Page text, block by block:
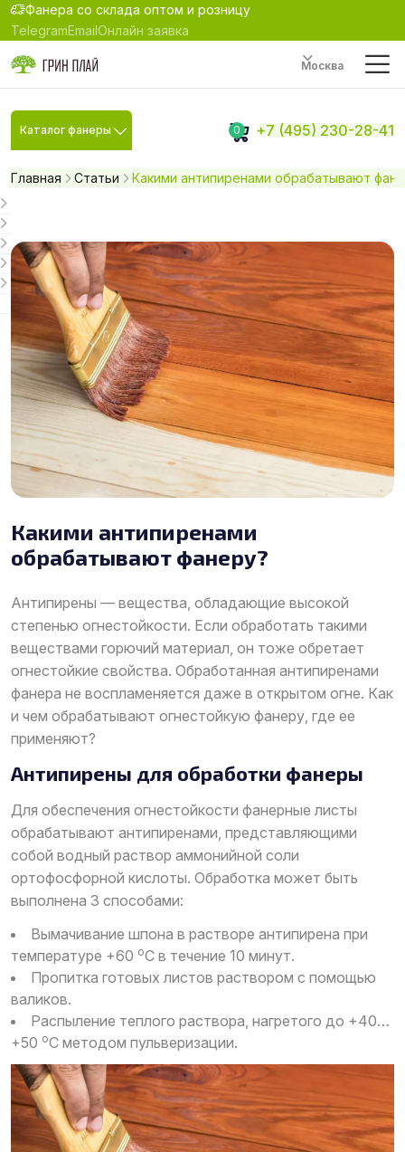
Фанера со склада оптом и розницу
TelegramEmailОнлайн заявка
Москва
Каталог фанеры 0 +7 (495) 230-28-41
Главная Статьи Какими антипиренами обрабатывают
Какими антипиренами
обрабатывают фанеру?
Антипирены — вещества, обладающие высокой
степенью огнестойкости. Если обработать такими
веществами горючий материал, он тоже обретает
огнестойкие свойства. Обработанная антипиренами
фанера не воспламеняется даже в открытом огне. Как
и чем обрабатывают огнестойкую фанеру, где ее
применяют?
Антипирены для обработки фанеры
Для обеспечения огнестойкости фанерные листы
обрабатывают антипиренами, представляющими
собой водный раствор аммонийной соли
ортофосфорной кислоты. Обработка может быть
выполнена 3 способами:
Вымачивание шпона в растворе антипирена при
температуре +60 оС в течение 10 минут.
Пропитка готовых листов раствором с помощью
валиков.
Распыление теплого раствора, нагретого до +40…
+50 оС методом пульверизации.